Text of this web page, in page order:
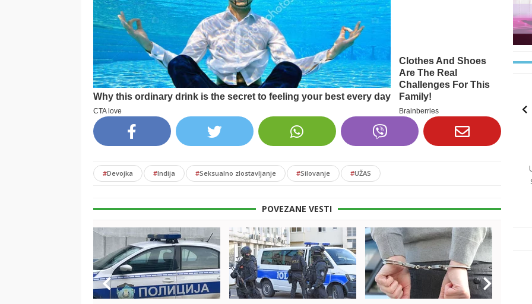
#Devojka #Indija #Seksualno zlostavljanje #Silovanje #UŽAS
POVEZANE VESTI